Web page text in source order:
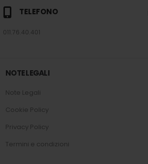
TELEFONO
011.76.40.401
NOTE LEGALI
Note Legali
Cookie Policy
Privacy Policy
Termini e condizioni